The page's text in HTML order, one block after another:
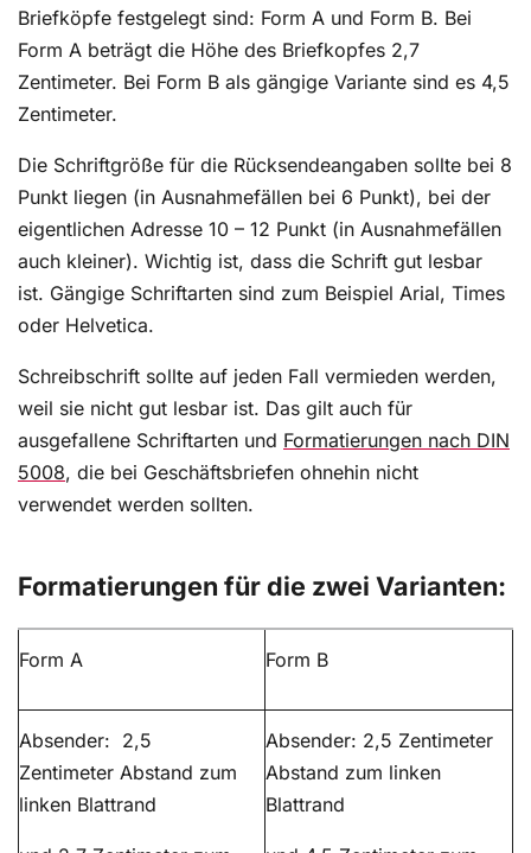
Briefköpfe festgelegt sind: Form A und Form B. Bei
Form A beträgt die Höhe des Briefkopfes 2,7
Zentimeter. Bei Form B als gängige Variante sind es 4,5
Zentimeter.
Die Schriftgröße für die Rücksendeangaben sollte bei 8
Punkt liegen (in Ausnahmefällen bei 6 Punkt), bei der
eigentlichen Adresse 10 – 12 Punkt (in Ausnahmefällen
auch kleiner). Wichtig ist, dass die Schrift gut lesbar
ist. Gängige Schriftarten sind zum Beispiel Arial, Times
oder Helvetica.
Schreibschrift sollte auf jeden Fall vermieden werden,
weil sie nicht gut lesbar ist. Das gilt auch für
ausgefallene Schriftarten und Formatierungen nach DIN
5008, die bei Geschäftsbriefen ohnehin nicht
verwendet werden sollten.
Formatierungen für die zwei Varianten:
Form A Form B
Absender: 2,5
Zentimeter Abstand zum
linken Blattrand
Absender: 2,5 Zentimeter
Abstand zum linken
Blattrand